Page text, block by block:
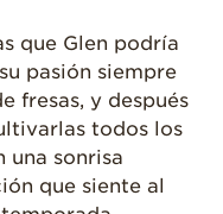
que Glen podría
pasión siempre
fresas, y después
todos los
una sonrisa
que siente al